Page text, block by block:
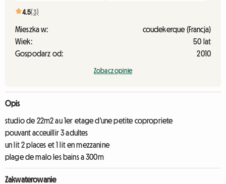
4.5(3)
Mieszka w:
coudekerque (Francja)
Wiek:
50 lat
Gospodarz od:
2010
Zobacz opinie
Opis
studio de 22m2 au 1er etage d'une petite copropriete
pouvant acceuillir 3 adultes
un lit 2 places et 1 lit en mezzanine
plage de malo les bains a 300m
Zakwaterowanie